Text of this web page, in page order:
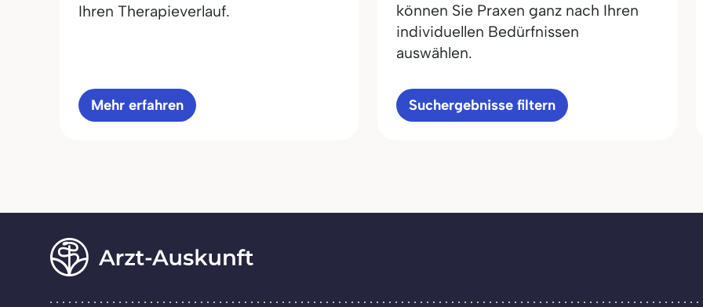
Ihren Therapieverlauf.
Mehr erfahren
können Sie Praxen ganz nach Ihren
individuellen Bedürfnissen
auswählen.
Suchergebnisse filtern